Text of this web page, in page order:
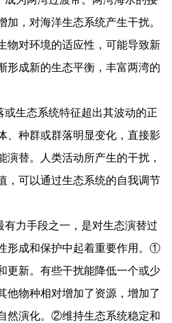
，对海洋生态系统产生干扰。
物对环境的适应性，可能导致新
形成新的生态平衡，丰富两湾的
或生态系统特征超出其波动的正
、种群或群落明显变化，直接影
演替。人类活动所产生的干扰，
，可以通过生态系统的自我调节
有力手段之一，是对生态演替过
形成和保护中起着重要作用。①
更新。有些干扰能降低一个或少
他物种相对增加了资源，增加了
然演化。②维持生态系统稳定和